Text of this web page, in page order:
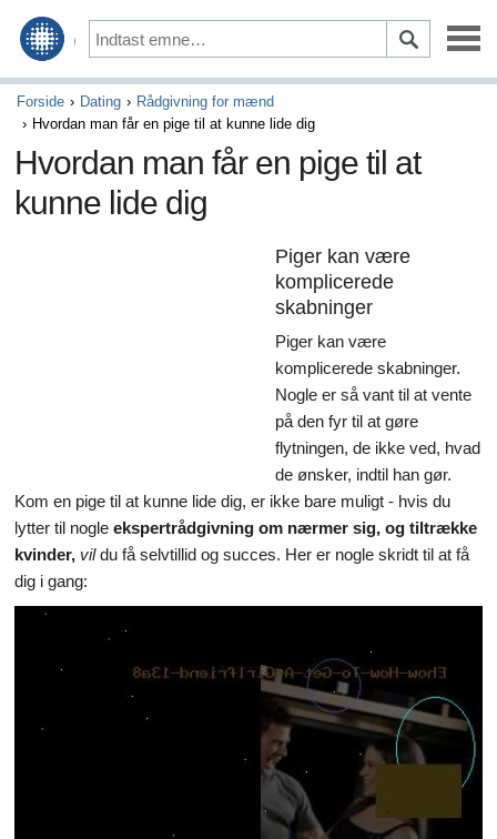
Opbygning af en familie
Familieliv
Dating
Ægteskab & Indenlandske partnerskaber
Små kæledyr
Krybdyr & Padder
Fugle
Forside Dating
Rådgivning for mænd
Hvordan man får en pige til at kunne lide dig
Hvordan man får en pige til at
kunne lide dig
Piger kan være
komplicerede
skabninger
Piger kan være
komplicerede skabninger.
Nogle er så vant til at vente
på den fyr til at gøre
flytningen, de ikke ved, hvad
de ønsker, indtil han gør.
Kom en pige til at kunne lide dig, er ikke bare muligt - hvis du
lytter til nogle ekspertrådgivning om nærmer sig, og tiltrække
kvinder, vildu få selvtillid og succes. Her er nogle skridt til at få
dig i gang: